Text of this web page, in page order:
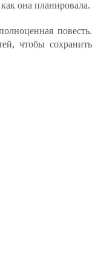
она планировала.
повесть.
чтобы сохранить